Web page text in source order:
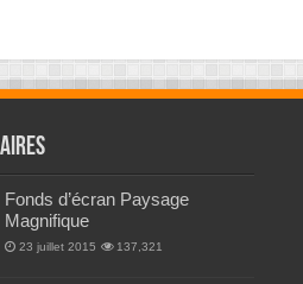
Fonds d’écran Paysage
Magnifique
23 juillet 2015 137,321